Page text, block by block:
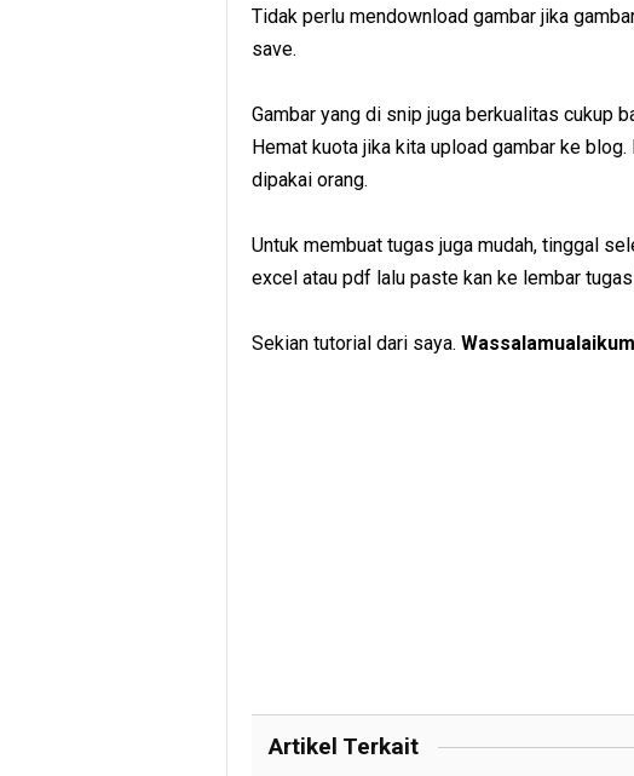
Tidak perlu mendownload gambar jika
save.
Gambar yang di snip juga berkualitas cukup
Hemat kuota jika kita upload gambar ke blog.
dipakai orang.
Untuk membuat tugas juga mudah, tinggal
excel atau pdf lalu paste kan ke lembar
Sekian tutorial dari saya.
Artikel Terkait